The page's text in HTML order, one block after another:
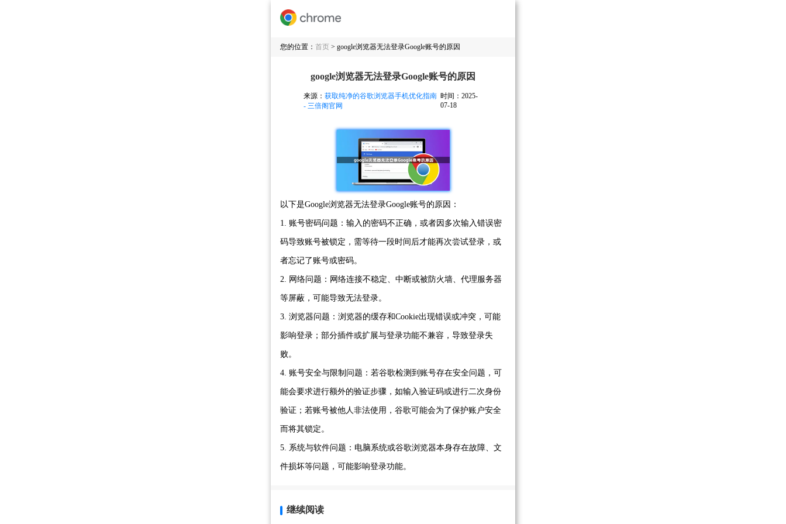
您的位置： 首页 > google浏览器无法登录Google账号的原因
google浏览器无法登录Google账号的原因
来源： 获取纯净的谷歌浏览器手机优化指南
- 三倍阁官网
时间：2025-
07-18
以下是Google浏览器无法登录Google账号的原因：
1. 账号密码问题：输入的密码不正确，或者因多次输入错误密
码导致账号被锁定，需等待一段时间后才能再次尝试登录，或
者忘记了账号或密码。
2. 网络问题：网络连接不稳定、中断或被防火墙、代理服务器
等屏蔽，可能导致无法登录。
3. 浏览器问题：浏览器的缓存和Cookie出现错误或冲突，可能
影响登录；部分插件或扩展与登录功能不兼容，导致登录失
败。
4. 账号安全与限制问题：若谷歌检测到账号存在安全问题，可
能会要求进行额外的验证步骤，如输入验证码或进行二次身份
验证；若账号被他人非法使用，谷歌可能会为了保护账户安全
而将其锁定。
5. 系统与软件问题：电脑系统或谷歌浏览器本身存在故障、文
件损坏等问题，可能影响登录功能。
继续阅读